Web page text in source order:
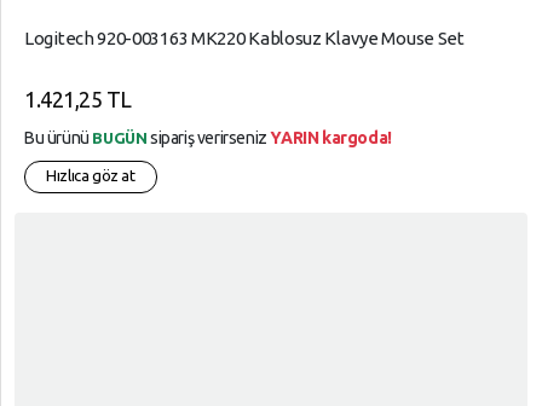
Logitech 920-003163 MK220 Kablosuz Klavye Mouse Set
1.421,25 TL
Bu ürünü BUGÜN sipariş verirsenizYARIN kargoda!
Hızlıca göz at